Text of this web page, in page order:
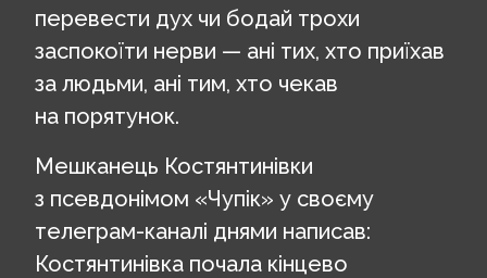
перевести дух чи бодай трохи
заспокоїти нерви — ані тих, хто приїхав
за людьми, ані тим, хто чекав
на порятунок.
Мешканець Костянтинівки
з псевдонімом «Чупік» у своєму
телеграм-каналі днями написав:
Костянтинівка почала кінцево